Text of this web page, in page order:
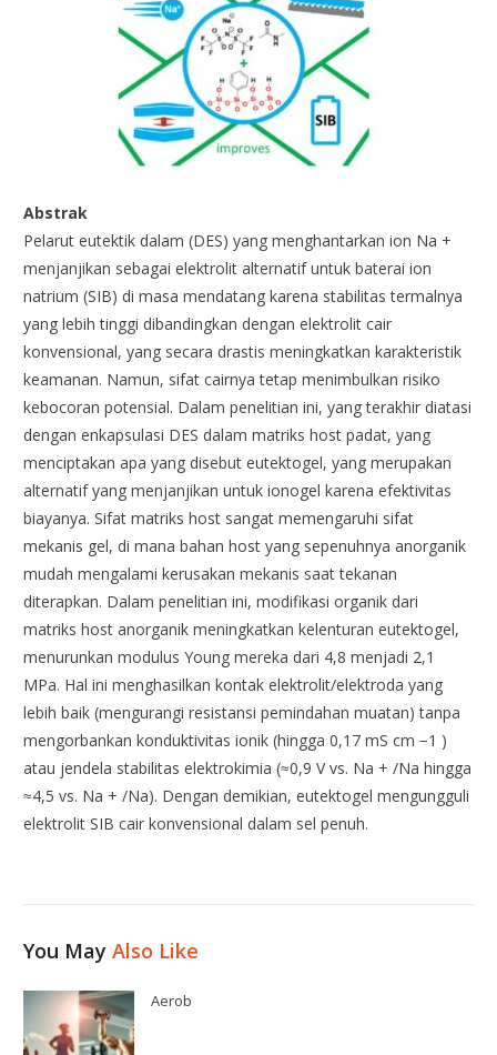
Abstrak
Pelarut eutektik dalam (DES) yang menghantarkan ion Na +
menjanjikan sebagai elektrolit alternatif untuk baterai ion
natrium (SIB) di masa mendatang karena stabilitas termalnya
yang lebih tinggi dibandingkan dengan elektrolit cair
konvensional, yang secara drastis meningkatkan karakteristik
keamanan. Namun, sifat cairnya tetap menimbulkan risiko
kebocoran potensial. Dalam penelitian ini, yang terakhir diatasi
dengan enkapsulasi DES dalam matriks host padat, yang
menciptakan apa yang disebut eutektogel, yang merupakan
alternatif yang menjanjikan untuk ionogel karena efektivitas
biayanya. Sifat matriks host sangat memengaruhi sifat
mekanis gel, di mana bahan host yang sepenuhnya anorganik
mudah mengalami kerusakan mekanis saat tekanan
diterapkan. Dalam penelitian ini, modifikasi organik dari
matriks host anorganik meningkatkan kelenturan eutektogel,
menurunkan modulus Young mereka dari 4,8 menjadi 2,1
MPa. Hal ini menghasilkan kontak elektrolit/elektroda yang
lebih baik (mengurangi resistansi pemindahan muatan) tanpa
mengorbankan konduktivitas ionik (hingga 0,17 mS cm −1 )
atau jendela stabilitas elektrokimia (≈0,9 V vs. Na + /Na hingga
≈4,5 vs. Na + /Na). Dengan demikian, eutektogel mengungguli
elektrolit SIB cair konvensional dalam sel penuh.
You MayAlso Like
Aerob